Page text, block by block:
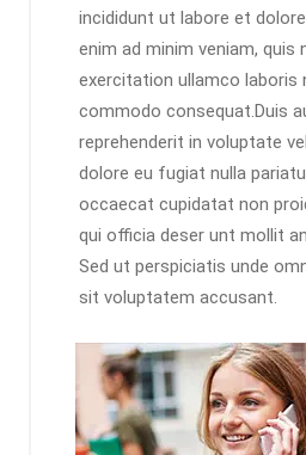
incididunt ut labore et
enim ad minim veniam, quis
exercitation ullamco laboris
commodo consequat.Duis
reprehenderit in voluptate
dolore eu fugiat nulla
occaecat cupidatat non
qui officia deser unt mollit
Sed ut perspiciatis unde
sit voluptatem accusant.